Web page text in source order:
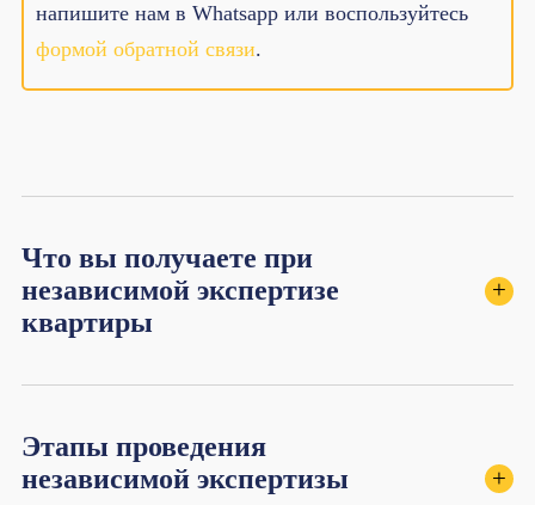
напишите нам в Whatsapp или воспользуйтесь
формой обратной связи.
Что вы получаете при
независимой экспертизе
квартиры
+
Этапы проведения
независимой экспертизы
+